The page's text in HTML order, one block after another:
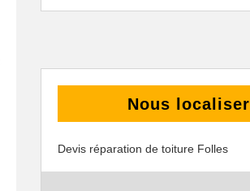
Nous localiser
Devis réparation de toiture Folles